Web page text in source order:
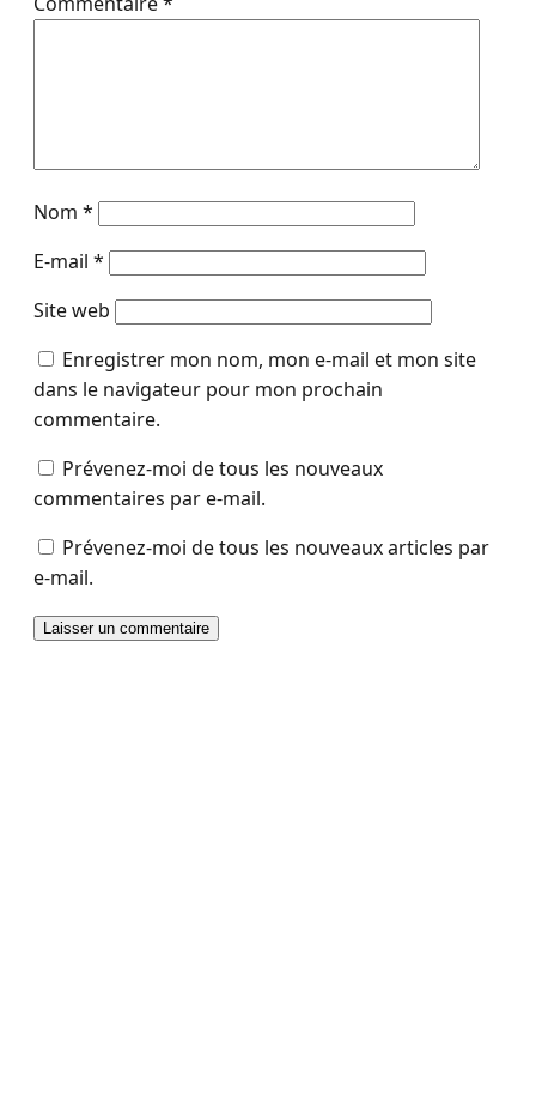
Nom *
E-mail *
Site web
Enregistrer mon nom, mon e-mail et mon site
dans le navigateur pour mon prochain
commentaire.
Prévenez-moi de tous les nouveaux
commentaires par e-mail.
Prévenez-moi de tous les nouveaux articles par
e-mail.